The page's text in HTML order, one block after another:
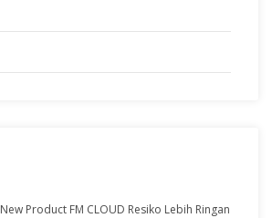
New Product FM CLOUD Resiko Lebih Ringan